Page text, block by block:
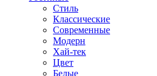
Стиль
Классические
Современные
Модерн
Хай-тек
Цвет
Белые